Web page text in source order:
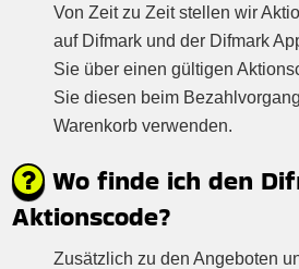
Von Zeit zu Zeit stellen wir
auf Difmark und der Difmark
Sie über einen gültigen
Sie diesen beim
Warenkorb verwenden.
Wo finde ich den
Aktionscode?
Zusätzlich zu den Angeboten